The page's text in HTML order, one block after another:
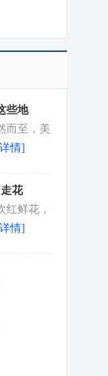
些地
而至，美
情]
花
红鲜花，
情]